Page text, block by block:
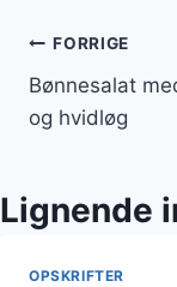
FORRIGE
Bønnesalat
og hvidløg
Lignende
OPSKRIFTER